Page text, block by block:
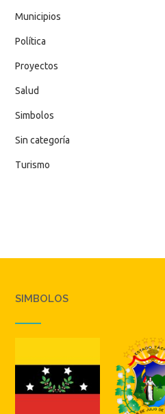
Municipios
Política
Proyectos
Salud
Simbolos
Sin categoría
Turismo
SIMBOLOS